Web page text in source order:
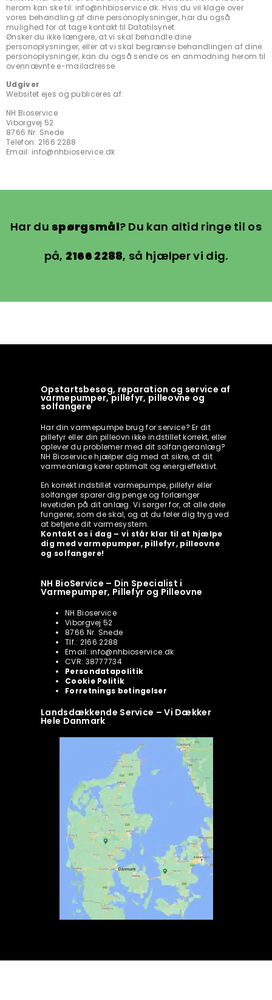
herom kan ske til: info@nhbioservice.dk. Hvis du vil klage over
vores behandling af dine personoplysninger, har du også
mulighed for at tage kontakt til Datatilsynet.
Ønsker du ikke længere, at vi skal behandle dine
personoplysninger, eller at vi skal begrænse behandlingen af dine
personoplysninger, kan du også sende os en anmodning herom til
ovennævnte e-mailadresse.
Udgiver
Websitet ejes og publiceres af:
NH Bioservice
Viborgvej 52
8766 Nr. Snede
Telefon: 2166 2288
Email: info@nhbioservice.dk
Har duspørgsmål? Du kan altid ringe til os
på, 2166 2288, så hjælper vi dig.
Opstartsbesøg, reparation og service af
varmepumper, pillefyr, pilleovne og
solfangere
Har din varmepumpe brug for service? Er dit
pillefyr eller din pilleovn ikke indstillet korrekt, eller
oplever du problemer med dit solfangeranlæg?
NH Bioservice hjælper dig med at sikre, at dit
varmeanlæg kører optimalt og energieffektivt.
En korrekt indstillet varmepumpe, pillefyr eller
solfanger sparer dig penge og forlænger
levetiden på dit anlæg. Vi sørger for, at alle dele
fungerer, som de skal, og at du føler dig tryg ved
at betjene dit varmesystem.
Kontakt os i dag – vi står klar til at hjælpe
dig med varmepumper, pillefyr, pilleovne
og solfangere!
NH BioService – Din Specialist i
Varmepumper, Pillefyr og Pilleovne
NH Bioservice
Viborgvej 52
8766 Nr. Snede
Tlf.: 2166 2288
Email: info@nhbioservice.dk
CVR: 38777734
Persondatapolitik
Cookie Politik
Forretnings betingelser
Landsdækkende Service – Vi Dækker
Hele Danmark